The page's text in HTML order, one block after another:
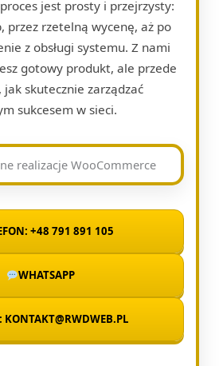
jest prosty i przejrzysty:
przez rzetelną wycenę, aż po
z obsługi systemu. Z nami
gotowy produkt, ale przede
skutecznie zarządzać
sukcesem w sieci.
+48 791 891 105
WHATSAPP
KONTAKT@RWDWEB.PL